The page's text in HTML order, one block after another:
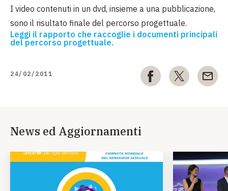
I video contenuti in un dvd, insieme a una pubblicazione,
sono il risultato finale del percorso progettuale.
Leggi il rapporto che raccoglie i documenti principali
del percorso progettuale.
24/02/2011
News ed Aggiornamenti